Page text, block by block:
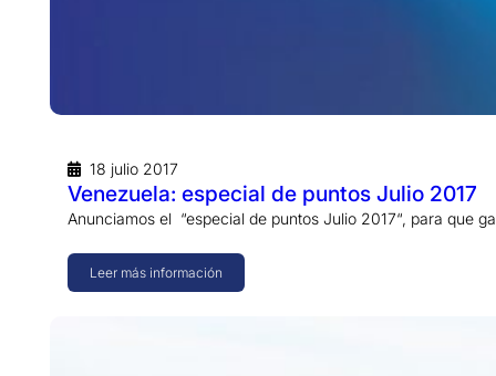
18 julio 2017
Venezuela: especial de puntos Julio 2017
Anunciamos el “especial de puntos Julio 2017“, para que
Leer más información